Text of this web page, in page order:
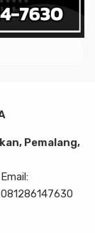
Pemalang,